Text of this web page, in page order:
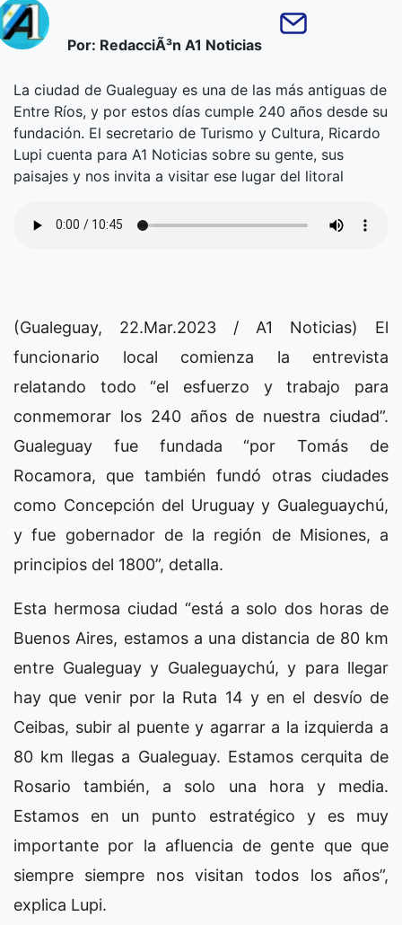
Por: RedacciÃ³n A1 Noticias
La ciudad de Gualeguay es una de las más antiguas de
Entre Ríos, y por estos días cumple 240 años desde su
fundación. El secretario de Turismo y Cultura, Ricardo
Lupi cuenta para A1 Noticias sobre su gente, sus
paisajes y nos invita a visitar ese lugar del litoral
(Gualeguay, 22.Mar.2023 / A1 Noticias) El
funcionario local comienza la entrevista
relatando todo “el esfuerzo y trabajo para
conmemorar los 240 años de nuestra ciudad”.
Gualeguay fue fundada “por Tomás de
Rocamora, que también fundó otras ciudades
como Concepción del Uruguay y Gualeguaychú,
y fue gobernador de la región de Misiones, a
principios del 1800”, detalla.
Esta hermosa ciudad “está a solo dos horas de
Buenos Aires, estamos a una distancia de 80 km
entre Gualeguay y Gualeguaychú, y para llegar
hay que venir por la Ruta 14 y en el desvío de
Ceibas, subir al puente y agarrar a la izquierda a
80 km llegas a Gualeguay. Estamos cerquita de
Rosario también, a solo una hora y media.
Estamos en un punto estratégico y es muy
importante por la afluencia de gente que que
siempre siempre nos visitan todos los años”,
explica Lupi.